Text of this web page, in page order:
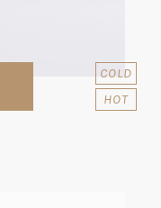
COLD
HOT